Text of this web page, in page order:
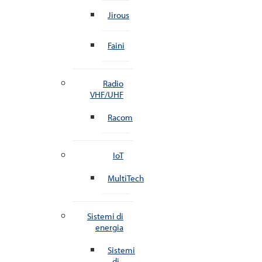
Jirous
Faini
Radio
VHF/UHF
Racom
IoT
MultiTech
Sistemi di
energia
Sistemi